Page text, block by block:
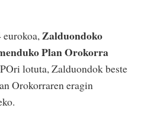
Zalduondoko
Plan Orokorra
lotuta, Zalduondok beste
Orokorraren eragin